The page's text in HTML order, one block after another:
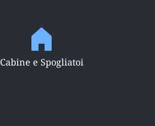
Cabine e Spogliatoi